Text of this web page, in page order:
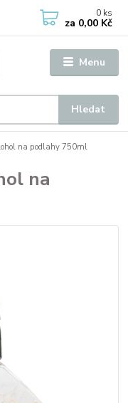
Menu
Hledat
0 ks
za 0,00 Kč
na podlahy 750ml
na